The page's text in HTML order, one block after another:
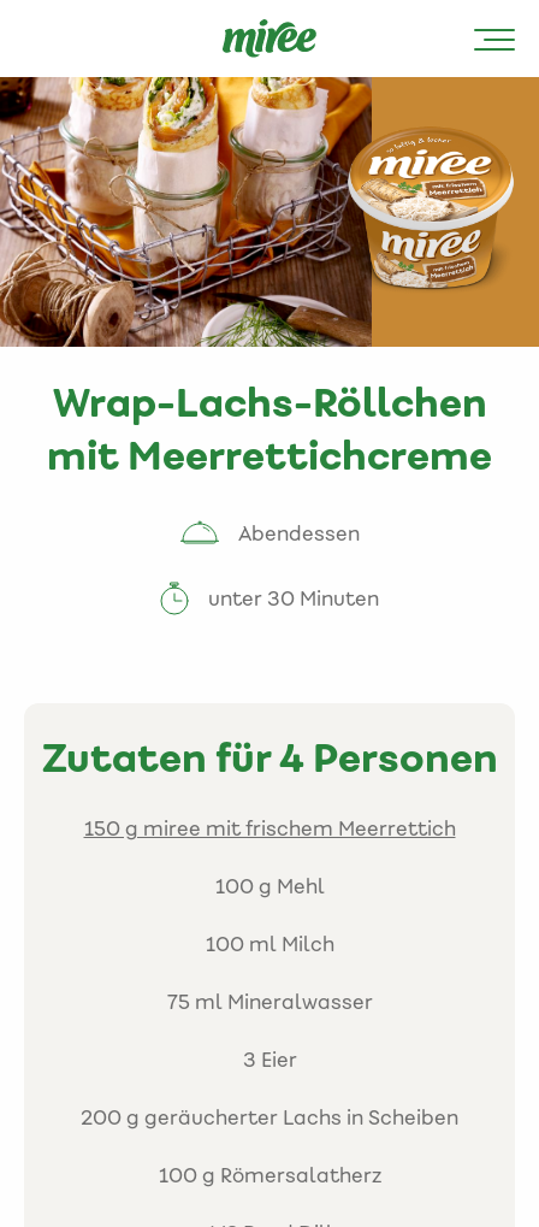
Wrap-Lachs-Röllchen
mit Meerrettichcreme
Abendessen
unter 30 Minuten
Zutaten für 4 Personen
150 g miree mit frischem Meerrettich
100 g Mehl
100 ml Milch
75 ml Mineralwasser
3 Eier
200 g geräucherter Lachs in Scheiben
100 g Römersalatherz